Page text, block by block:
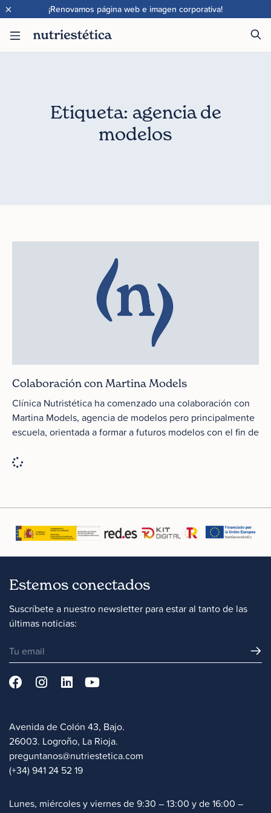
¡Renovamos página web e imagen corporativa!
×
Etiqueta: agencia de
modelos
Colaboración con Martina Models
Clínica Nutristética ha comenzado una colaboración con
Martina Models, agencia de modelos pero principalmente
escuela, orientada a formar a futuros modelos con el fin de
Estemos conectados
Suscríbete a nuestro newsletter para estar al tanto de las
últimas noticias:
Avenida de Colón 43, Bajo.
26003. Logroño, La Rioja.
preguntanos@nutriestetica.com
(+34) 941 24 52 19
Lunes, miércoles y viernes de 9:30 – 13:00 y de 16:00 –